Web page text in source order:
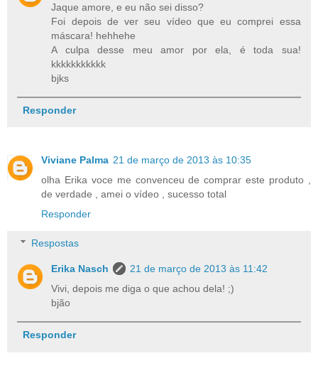
Jaque amore, e eu não sei disso?
Foi depois de ver seu vídeo que eu comprei essa
máscara! hehhehe
A culpa desse meu amor por ela, é toda sua!
kkkkkkkkkkk
bjks
Responder
Viviane Palma 21 de março de 2013 às 10:35
olha Erika voce me convenceu de comprar este produto ,
de verdade , amei o vídeo , sucesso total
Responder
Respostas
Erika Nasch
21 de março de 2013 às 11:42
Vivi, depois me diga o que achou dela! ;)
bjão
Responder